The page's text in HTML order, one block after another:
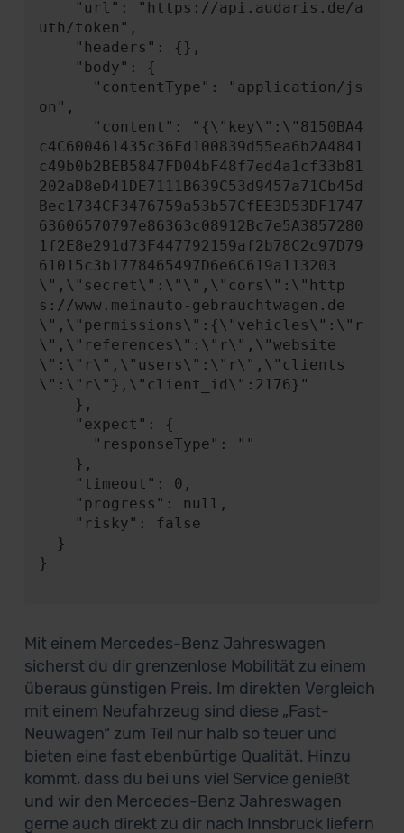
uth/token",
on",
c4C600461435c36Fd100839d55ea6b2A4841
c49b0b2BEB5847FD04bF48f7ed4a1cf33b81
202aD8eD41DE7111B639C53d9457a71Cb45d
Bec1734CF3476759a53b57CfEE3D53DF1747
63606570797e86363c08912Bc7e5A3857280
1f2E8e291d73F447792159af2b78C2c97D79
61015c3b1778465497D6e6C619a113203
\",\"secret\":\"\",\"cors\":\"http
s://www.meinauto-gebrauchtwagen.de
\",\"permissions\":{\"vehicles\":\"r
\",\"references\":\"r\",\"website
\":\"r\",\"users\":\"r\",\"clients
\":\"r\"},\"client_id\":2176}"
}
Mit einem Mercedes-Benz Jahreswagen
sicherst du dir grenzenlose Mobilität zu einem
überaus günstigen Preis. Im direkten Vergleich
mit einem Neufahrzeug sind diese „Fast-
Neuwagen“ zum Teil nur halb so teuer und
bieten eine fast ebenbürtige Qualität. Hinzu
kommt, dass du bei uns viel Service genießt
und wir den Mercedes-Benz Jahreswagen
gerne auch direkt zu dir nach Innsbruck liefern